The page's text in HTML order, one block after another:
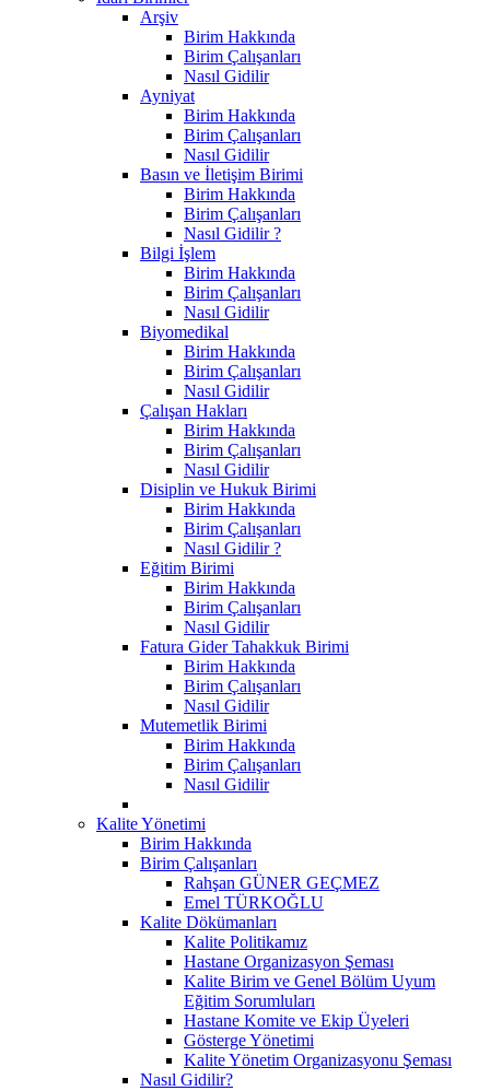
Arşiv
Birim Hakkında
Birim Çalışanları
Nasıl Gidilir
Ayniyat
Birim Hakkında
Birim Çalışanları
Nasıl Gidilir
Basın ve İletişim Birimi
Birim Hakkında
Birim Çalışanları
Nasıl Gidilir ?
Bilgi İşlem
Birim Hakkında
Birim Çalışanları
Nasıl Gidilir
Biyomedikal
Birim Hakkında
Birim Çalışanları
Nasıl Gidilir
Çalışan Hakları
Birim Hakkında
Birim Çalışanları
Nasıl Gidilir
Disiplin ve Hukuk Birimi
Birim Hakkında
Birim Çalışanları
Nasıl Gidilir ?
Eğitim Birimi
Birim Hakkında
Birim Çalışanları
Nasıl Gidilir
Fatura Gider Tahakkuk Birimi
Birim Hakkında
Birim Çalışanları
Nasıl Gidilir
Mutemetlik Birimi
Birim Hakkında
Birim Çalışanları
Nasıl Gidilir
Kalite Yönetimi
Birim Hakkında
Birim Çalışanları
Rahşan GÜNER GEÇMEZ
Emel TÜRKOĞLU
Kalite Dökümanları
Kalite Politikamız
Hastane Organizasyon Şeması
Kalite Birim ve Genel Bölüm Uyum
Eğitim Sorumluları
Hastane Komite ve Ekip Üyeleri
Gösterge Yönetimi
Kalite Yönetim Organizasyonu Şeması
Nasıl Gidilir?